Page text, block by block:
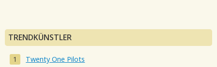
TRENDKÜNSTLER
Twenty One Pilots